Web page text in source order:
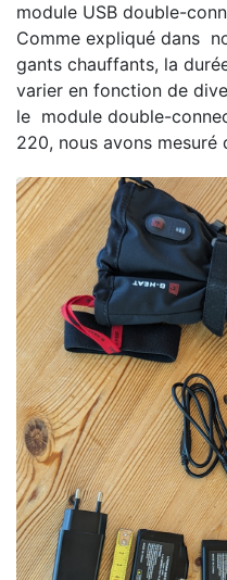
module USB double-
Comme expliqué dans
gants chauffants, la
varier en fonction de
le module double-
220, nous avons mesuré